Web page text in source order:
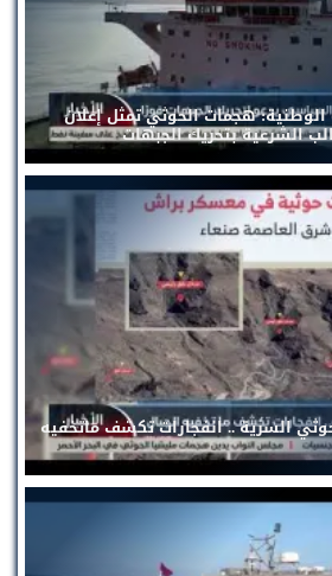
الوطنية: هجمات الحوثي تمثل إعلان
الشرعية بتحريك الجبهات
السرية .. انفجارات تكشف ماتخفيه